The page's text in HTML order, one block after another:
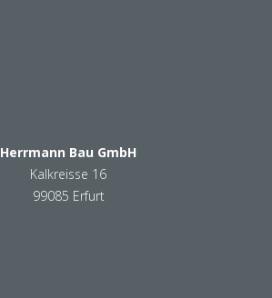
Herrmann Bau GmbH
Kalkreisse 16
99085 Erfurt